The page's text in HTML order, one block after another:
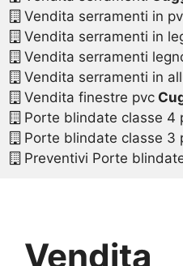
Vendita serramenti in
Vendita serramenti in
Vendita serramenti
Vendita serramenti in
Vendita finestre pvc
Porte blindate classe 4
Porte blindate classe 3
Preventivi Porte
Vendita